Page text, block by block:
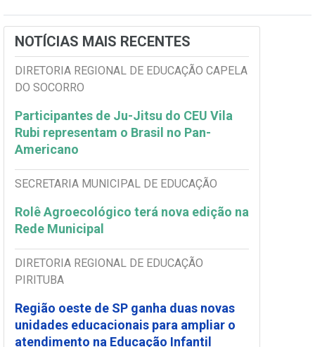
NOTÍCIAS MAIS RECENTES
DIRETORIA REGIONAL DE EDUCAÇÃO CAPELA
DO SOCORRO
Participantes de Ju-Jitsu do CEU Vila
Rubi representam o Brasil no Pan-
Americano
SECRETARIA MUNICIPAL DE EDUCAÇÃO
Rolê Agroecológico terá nova edição na
Rede Municipal
DIRETORIA REGIONAL DE EDUCAÇÃO
PIRITUBA
Região oeste de SP ganha duas novas
unidades educacionais para ampliar o
atendimento na Educação Infantil